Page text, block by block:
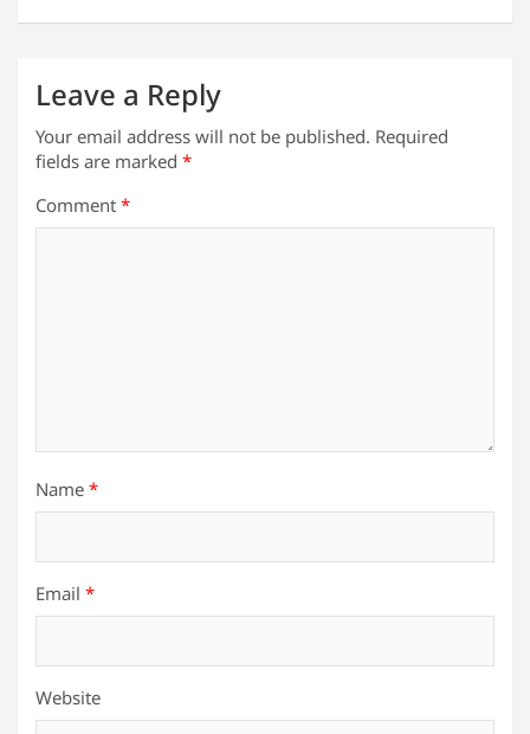
Leave a Reply
Your email address will not be published. Required
fields are marked *
Comment *
Name *
Email *
Website